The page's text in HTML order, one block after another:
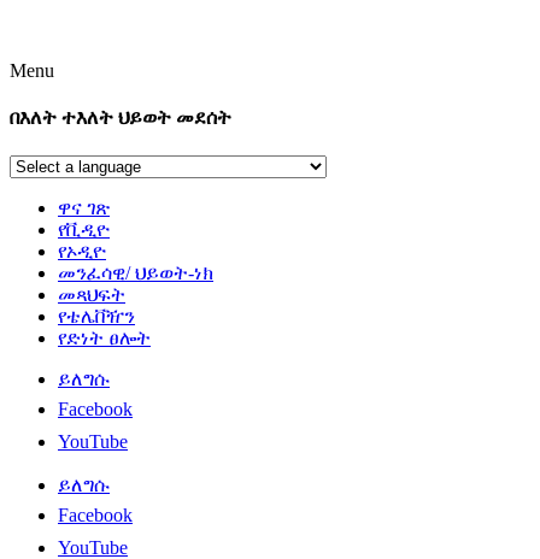
Menu
በእለት ተእለት ህይወት መደሰት
ዋና ገጽ
የቪዲዮ
የኦዲዮ
መንፈሳዊ/ ህይወት-ነክ
መጻህፍት
የቴሌቨዥን
የድነት ፀሎት
ይለግሱ
Facebook
YouTube
ይለግሱ
Facebook
YouTube